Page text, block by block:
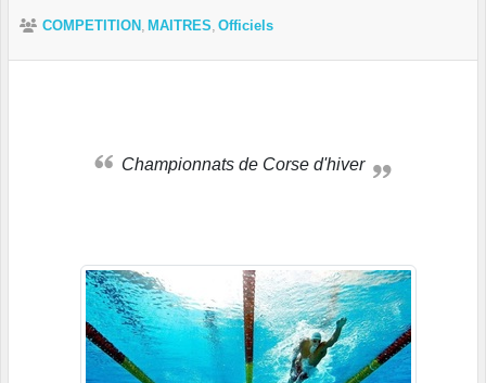
COMPETITION
MAITRES Officiels
Championnats de Corse d'hiver